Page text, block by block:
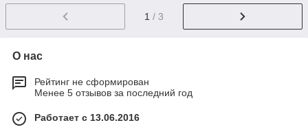
1 / 3
О нас
Рейтинг не сформирован
Менее 5 отзывов за последний год
Работает с 13.06.2016